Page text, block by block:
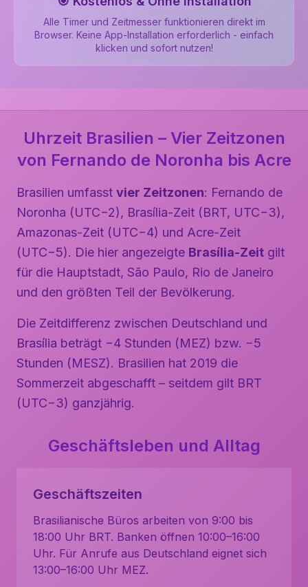
Alle Timer und Zeitmesser funktionieren direkt im
Browser. Keine App-Installation erforderlich - einfach
klicken und sofort nutzen!
Uhrzeit Brasilien – Vier Zeitzonen
von Fernando de Noronha bis Acre
Brasilien umfasst vier Zeitzonen: Fernando de
Noronha (UTC−2), Brasília-Zeit (BRT, UTC−3),
Amazonas-Zeit (UTC−4) und Acre-Zeit
(UTC−5). Die hier angezeigte Brasília-Zeit gilt
für die Hauptstadt, São Paulo, Rio de Janeiro
und den größten Teil der Bevölkerung.
Die Zeitdifferenz zwischen Deutschland und
Brasília beträgt −4 Stunden (MEZ) bzw. −5
Stunden (MESZ). Brasilien hat 2019 die
Sommerzeit abgeschafft – seitdem gilt BRT
(UTC−3) ganzjährig.
Geschäftsleben und Alltag
Geschäftszeiten
Brasilianische Büros arbeiten von 9:00 bis
18:00 Uhr BRT. Banken öffnen 10:00–16:00
Uhr. Für Anrufe aus Deutschland eignet sich
13:00–16:00 Uhr MEZ.